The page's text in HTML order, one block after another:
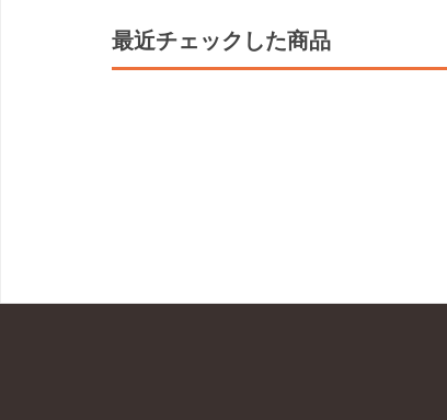
最近チェックした商品